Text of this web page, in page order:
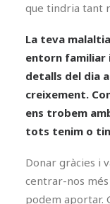
que tindria tant
La teva
entorn familiar
detalls del dia
creixement.
ens trobem
tots tenim o
Donar gràcies i
centrar-nos
podem aportar.